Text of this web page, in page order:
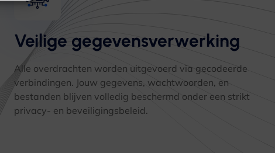
Veilige gegevensverwerking
Alle overdrachten worden uitgevoerd via gecodeerde
verbindingen. Jouw gegevens, wachtwoorden, en
bestanden blijven volledig beschermd onder een strikt
privacy- en beveiligingsbeleid.